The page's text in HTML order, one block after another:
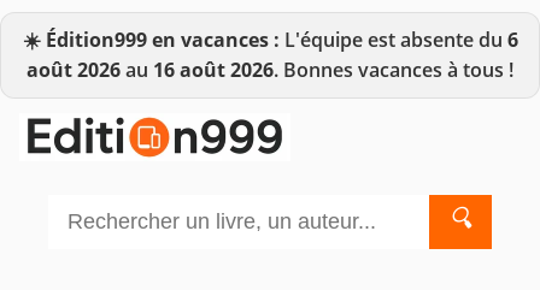
☀️ Édition999 en vacances : L'équipe est absente du 6
août 2026au 16 août 2026. Bonnes vacances à tous !
🔍